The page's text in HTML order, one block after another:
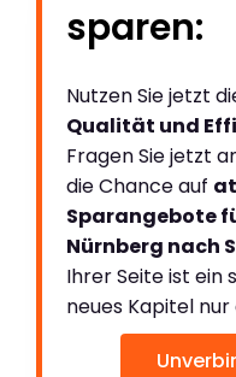
sparen:
Nutzen Sie jetzt
Qualität und
Fragen Sie jetzt
die Chance auf
Sparangebote
Nürnberg nach
Ihrer Seite ist ein
neues Kapitel